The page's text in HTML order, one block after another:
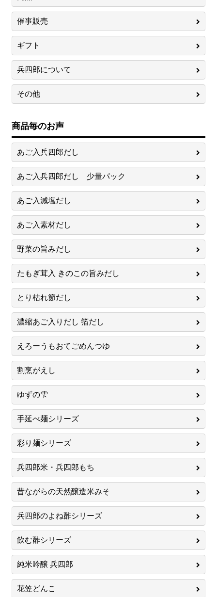
催事販売
ギフト
兵四郎について
その他
商品毎のお声
あご入兵四郎だし
あご入兵四郎だし 少量パック
あご入減塩だし
あご入素材だし
野菜の旨みだし
たもぎ茸入 きのこの旨みだし
とり枯れ節だし
濃縮あご入りだし 箔だし
えろーうもおてごめんつゆ
割烹がえし
ゆずの雫
手延べ麺シリーズ
彩り麺シリーズ
兵四郎米・兵四郎もち
昔ながらの天然醸造米みそ
兵四郎のよね酢シリーズ
飲む酢シリーズ
純米吟醸 兵四郎
花笠どんこ